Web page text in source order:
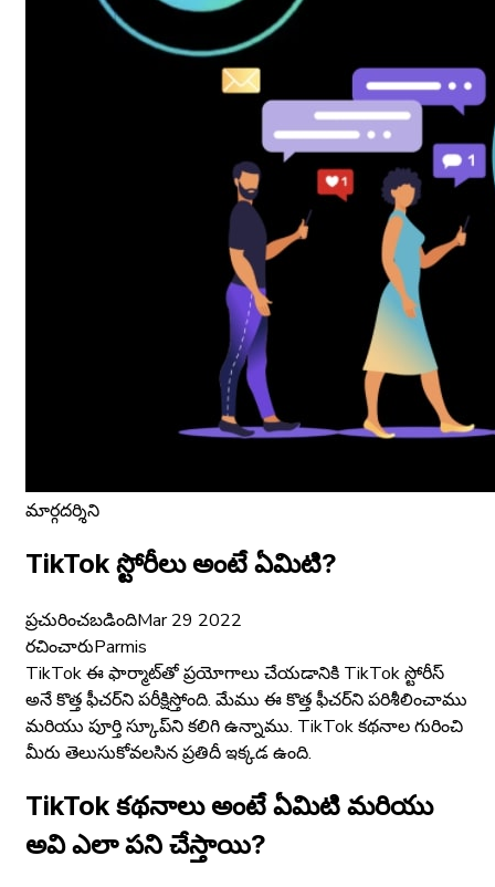
మార్గదర్శిని
TikTok స్టోరీలు అంటే ఏమిటి?
ప్రచురించబడిందిMar 29 2022
రచించారుParmis
TikTok ఈ ఫార్మాట్‌తో ప్రయోగాలు చేయడానికి TikTok స్టోరీస్
అనే కొత్త ఫీచర్‌ని పరీక్షిస్తోంది. మేము ఈ కొత్త ఫీచర్‌ని పరిశీలించాము
మరియు పూర్తి స్కూప్‌ని కలిగి ఉన్నాము. TikTok కథనాల గురించి
మీరు తెలుసుకోవలసిన ప్రతిదీ ఇక్కడ ఉంది.
TikTok కథనాలు అంటే ఏమిటి మరియు
అవి ఎలా పని చేస్తాయి?